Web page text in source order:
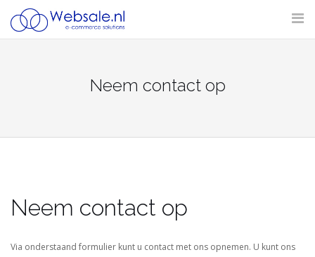
content
Neem contact op
Neem contact op
Via onderstaand formulier kunt u contact met ons opnemen. U kunt ons